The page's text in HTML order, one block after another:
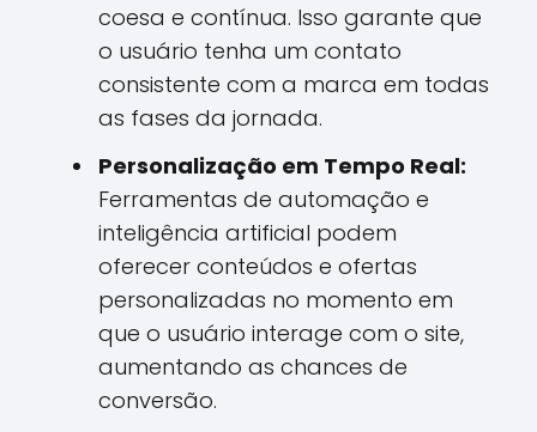
coesa e contínua. Isso garante que
o usuário tenha um contato
consistente com a marca em todas
as fases da jornada.
Personalização em Tempo Real:
Ferramentas de automação e
inteligência artificial podem
oferecer conteúdos e ofertas
personalizadas no momento em
que o usuário interage com o site,
aumentando as chances de
conversão.